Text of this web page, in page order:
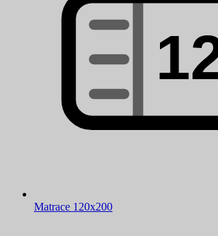
Matrace 120x200